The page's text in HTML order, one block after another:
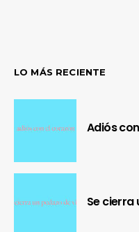
LO MÁS RECIENTE
Adiós
Se cierra